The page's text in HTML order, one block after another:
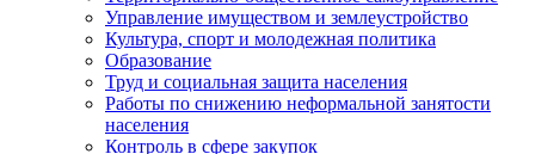
Управление имуществом и землеустройство
Культура, спорт и молодежная политика
Образование
Труд и социальная защита населения
Работы по снижению неформальной занятости
населения
Контроль в сфере закупок